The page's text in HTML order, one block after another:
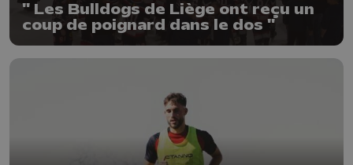
" Les Bulldogs de Liège ont reçu un
coup de poignard dans le dos "